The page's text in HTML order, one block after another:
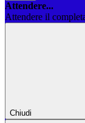
Attendere...
Attendere il
Chiudi